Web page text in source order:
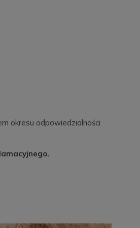
okresu odpowiedzialności